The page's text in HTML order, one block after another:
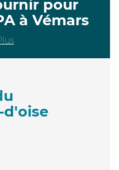
pour
à Vémars
d'oise